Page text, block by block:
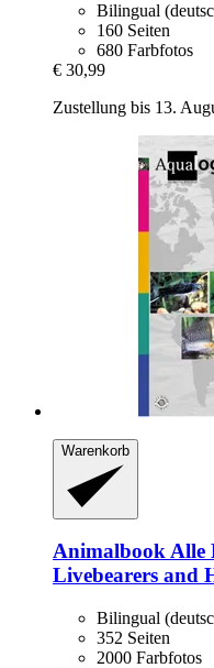
Bilingual
160 Seiten
680 Farbfotos
€ 30,99
Zustellung bis 13.
Warenkorb
AnimalbookAlle
Livebearers and
Bilingual
352 Seiten
2000 Farbfotos